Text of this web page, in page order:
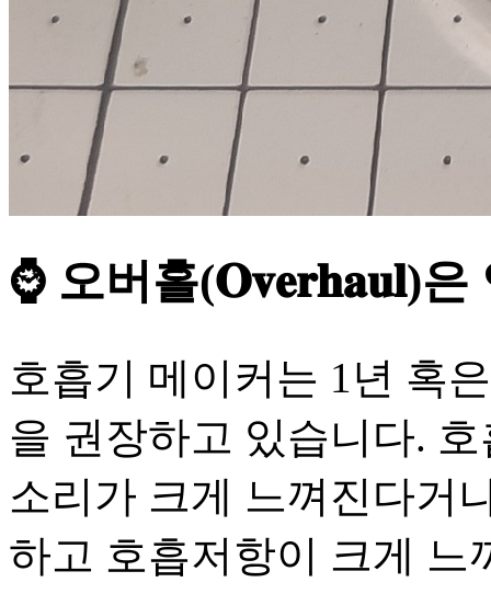
⌚ 오버홀(𝐎𝐯𝐞𝐫𝐡𝐚𝐮𝐥)
호흡기 메이커는 1년 혹
을 권장하고 있습니다.
소리가 크게 느껴진다거
하고 호흡저항이 크게 느